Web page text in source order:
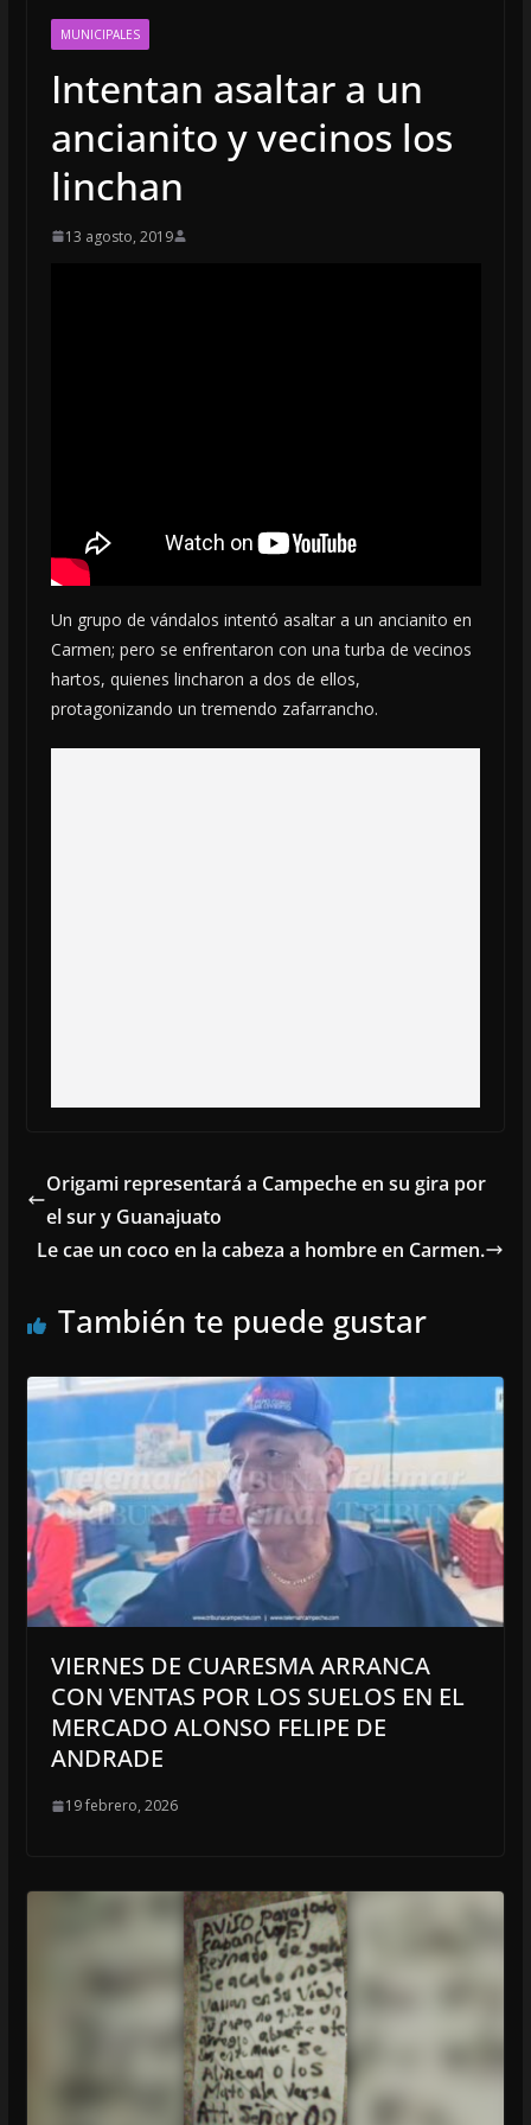
MUNICIPALES
Intentan asaltar a un
ancianito y vecinos los
linchan
13 agosto, 2019
Un grupo de vándalos intentó asaltar a un ancianito en
Carmen; pero se enfrentaron con una turba de vecinos
hartos, quienes lincharon a dos de ellos,
protagonizando un tremendo zafarrancho.
Origami representará a Campeche en su gira por
el sur y Guanajuato
Le cae un coco en la cabeza a hombre en Carmen.
También te puede gustar
VIERNES DE CUARESMA ARRANCA
CON VENTAS POR LOS SUELOS EN EL
MERCADO ALONSO FELIPE DE
ANDRADE
19 febrero, 2026